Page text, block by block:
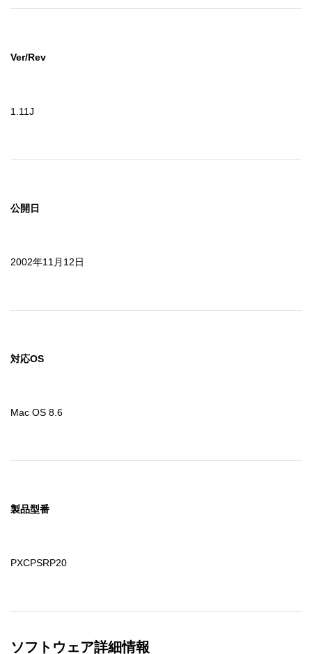
Ver/Rev
1.11J
公開日
2002年11月12日
対応OS
Mac OS 8.6
製品型番
PXCPSRP20
ソフトウェア詳細情報